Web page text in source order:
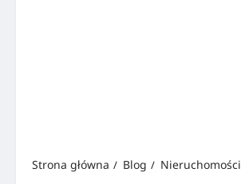
Strona główna Blog Nieruchomości